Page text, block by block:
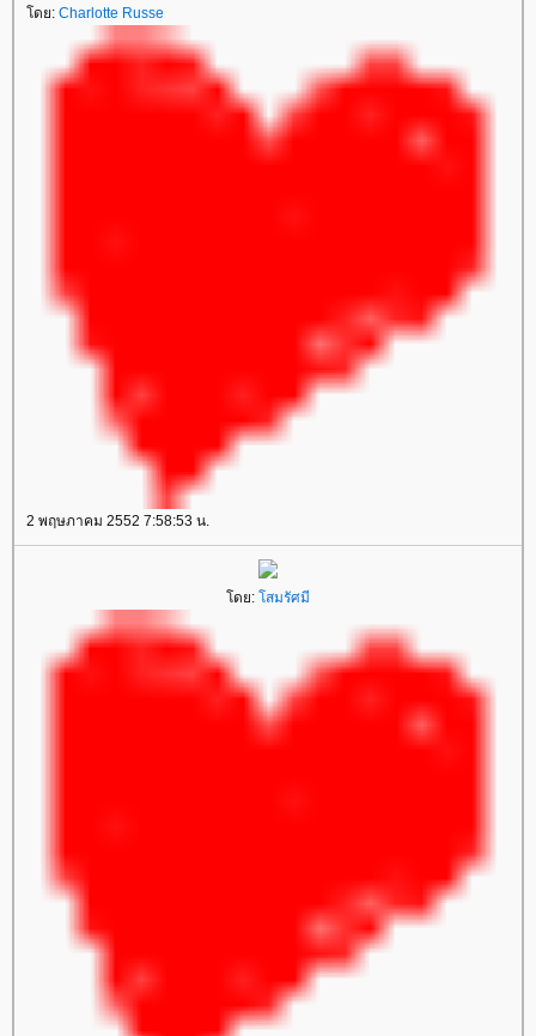
ดย: Charlotte Russe
2 พฤษภาคม 2552 7:58:53 น.
ดย: สมรัศมี